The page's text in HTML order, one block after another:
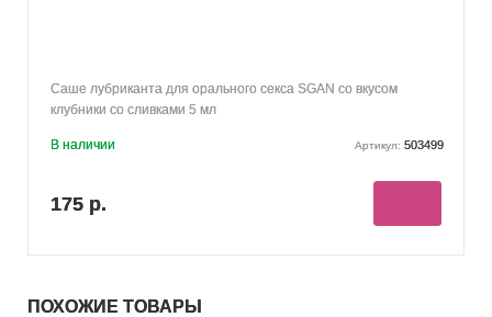
Саше лубриканта для орального секса SGAN со вкусом
клубники со сливками 5 мл
В наличии Артикул: 503499
175 р.
ПОХОЖИЕ ТОВАРЫ